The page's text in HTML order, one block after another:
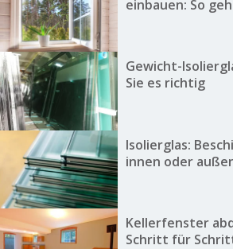
einbauen: So
Gewicht-
Sie es richtig
Isolierglas:
innen oder
Kellerfenster
Schritt für